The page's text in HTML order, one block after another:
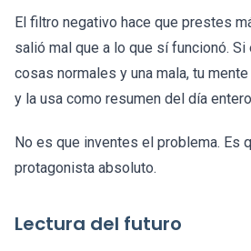
El filtro negativo hace que prestes
salió mal que a lo que sí funcionó. Si
cosas normales y una mala, tu
y la usa como resumen del día
No es que inventes el problema. Es
protagonista absoluto.
Lectura del futuro